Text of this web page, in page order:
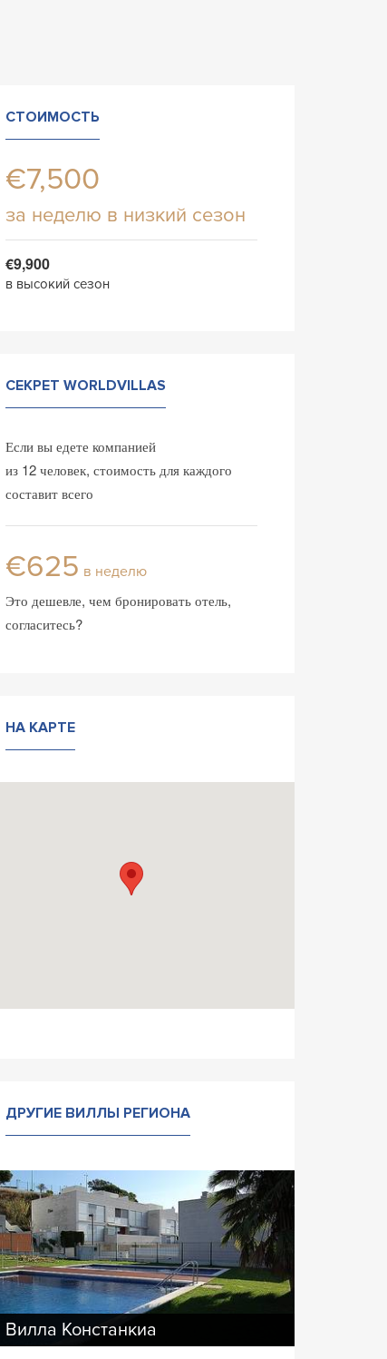
СТОИМОСТЬ
€7,500
за неделю в низкий сезон
€9,900
в высокий сезон
СЕКРЕТ WORLDVILLAS
Если вы едете компанией
из 12 человек, стоимость для каждого
составит всего
€625 в неделю
Это дешевле, чем бронировать отель,
согласитесь?
НА КАРТЕ
ДРУГИЕ ВИЛЛЫ РЕГИОНА
Вилла Констанкиа